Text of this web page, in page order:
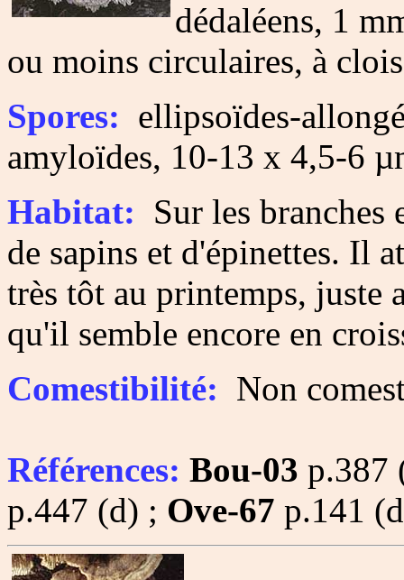
dédaléens, 1
ou moins circulaires, à
Spores: ellipsoïdes-
amyloïdes, 10-13 x 4,5-6
Habitat: Sur les branches
de sapins et d'épinettes. Il
très tôt au printemps, juste
qu'il semble encore en
Comestibilité: Non
Références: Bou-03 p.387
p.447 (d) ; Ove-67 p.141